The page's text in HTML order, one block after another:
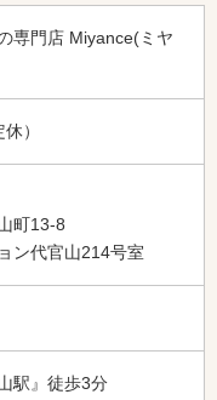
専門店 Miyance(ミヤ
）
町13-8
ン代官山214号室
駅』徒歩3分